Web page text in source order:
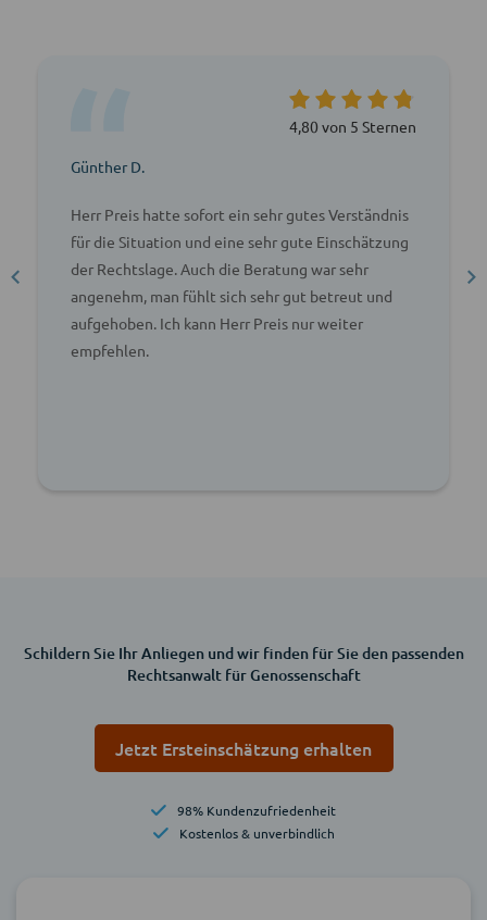
4,80 von 5 Sternen
Günther D.
Herr Preis hatte sofort ein sehr gutes Verständnis
für die Situation und eine sehr gute Einschätzung
der Rechtslage. Auch die Beratung war sehr
angenehm, man fühlt sich sehr gut betreut und
aufgehoben. Ich kann Herr Preis nur weiter
empfehlen.
Schildern Sie Ihr Anliegen und wir finden für Sie den passenden
Rechtsanwalt für Genossenschaft
Jetzt Ersteinschätzung erhalten
98% Kundenzufriedenheit
Kostenlos & unverbindlich